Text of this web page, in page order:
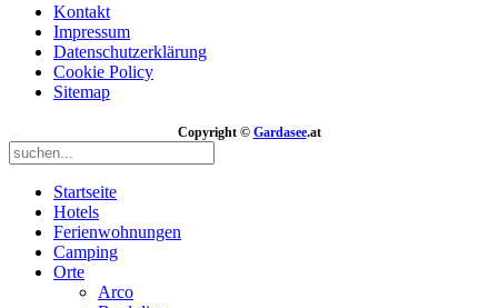
Kontakt
Impressum
Datenschutzerklärung
Cookie Policy
Sitemap
Copyright © Gardasee.at
Startseite
Hotels
Ferienwohnungen
Camping
Orte
Arco